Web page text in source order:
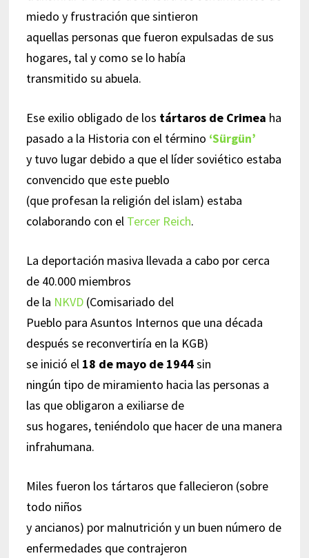
miedo y frustración que sintieron
aquellas personas que fueron expulsadas de sus
hogares, tal y como se lo había
transmitido su abuela.
Ese exilio obligado de los tártaros de Crimea ha
pasado a la Historia con el término ‘Sürgün’
y tuvo lugar debido a que el líder soviético estaba
convencido que este pueblo
(que profesan la religión del islam) estaba
colaborando con el Tercer Reich.
La deportación masiva llevada a cabo por cerca
de 40.000 miembros
de la NKVD(Comisariado del
Pueblo para Asuntos Internos que una década
después se reconvertiría en la KGB)
se inició el 18 de mayo de 1944sin
ningún tipo de miramiento hacia las personas a
las que obligaron a exiliarse de
sus hogares, teniéndolo que hacer de una manera
infrahumana.
Miles fueron los tártaros que fallecieron (sobre
todo niños
y ancianos) por malnutrición y un buen número de
enfermedades que contrajeron